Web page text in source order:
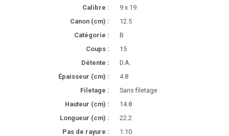
Calibre :
9 x 19
Canon (cm) :
12.5
Catégorie :
B
Coups :
15
Détente :
D.A.
Épaisseur (cm) :
4.8
Filetage :
Sans filetage
Hauteur (cm) :
14.8
Longueur (cm) :
22.2
Pas de rayure :
1:10